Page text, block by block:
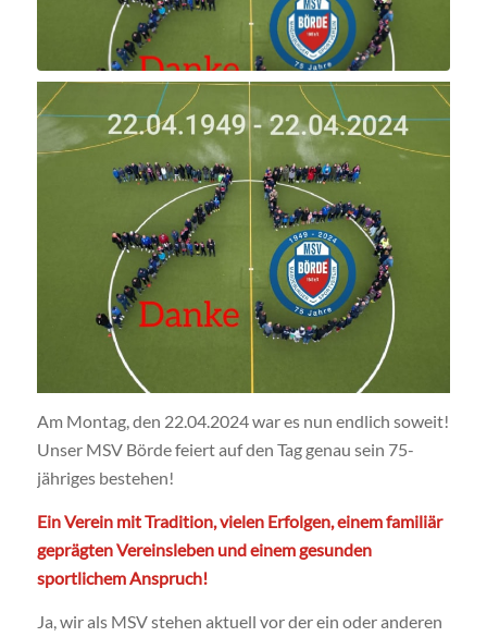
Am Montag, den 22.04.2024 war es nun endlich soweit!
Unser MSV Börde feiert auf den Tag genau sein 75-
jähriges bestehen!
Ein Verein mit Tradition, vielen Erfolgen, einem familiär
geprägten Vereinsleben und einem gesunden
sportlichem Anspruch!
Ja, wir als MSV stehen aktuell vor der ein oder anderen